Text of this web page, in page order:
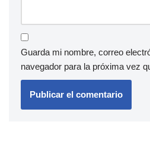
Guarda mi nombre, correo
navegador para la próxima vez